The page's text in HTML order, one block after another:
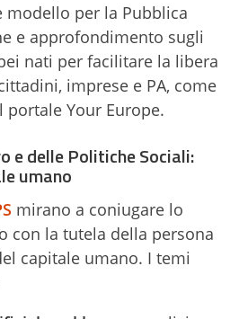
modello per la Pubblica
e approfondimento sugli
nati per facilitare la libera
imprese e PA, come
portale Your Europe.
e delle Politiche Sociali:
umano
mirano a coniugare lo
con la tutela della persona
capitale umano. I temi